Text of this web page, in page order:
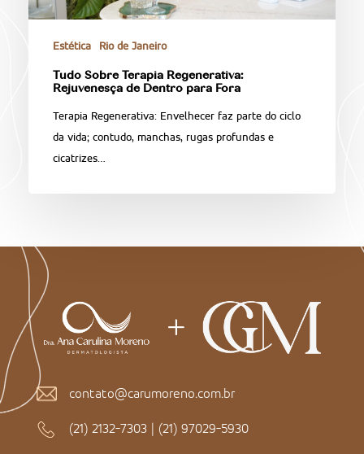
Estética Rio de Janeiro
Tudo Sobre Terapia Regenerativa:
Rejuvenesça de Dentro para Fora
Terapia Regenerativa: Envelhecer faz parte do ciclo
da vida; contudo, manchas, rugas profundas e
cicatrizes…
contato@carumoreno.com.br
(21) 2132-7303 | (21) 97029-5930